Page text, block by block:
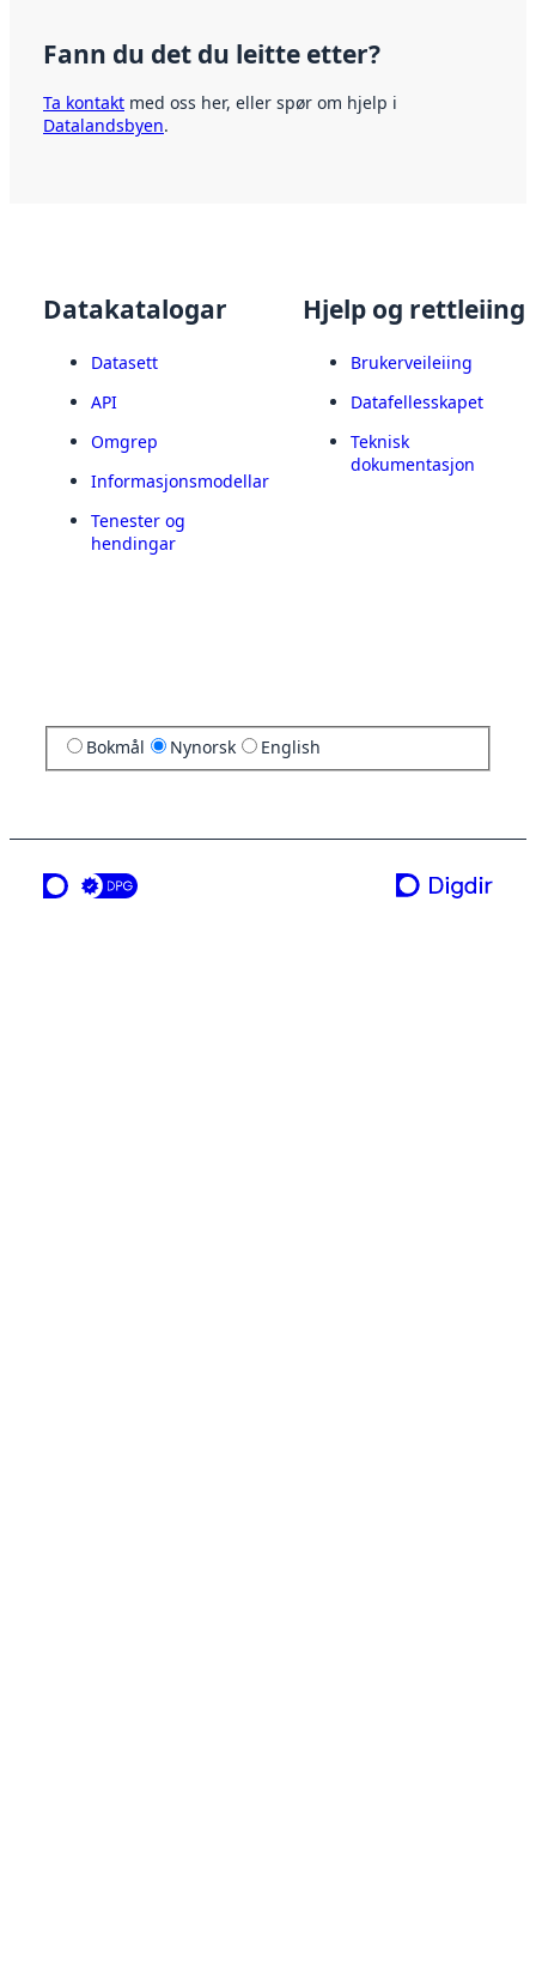
Fann du det du leitte etter?
Ta kontakt med oss her, eller spør om hjelp i
Datalandsbyen.
Datakatalogar
Datasett
API
Omgrep
Informasjonsmodellar
Tenester og
hendingar
Hjelp og rettleiing
Brukerveileiing
Datafellesskapet
Teknisk
dokumentasjon
Bokmål Nynorsk English